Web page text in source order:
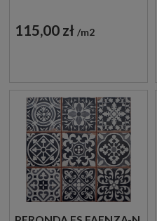
115,00 zł m2